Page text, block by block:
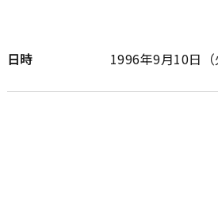
日時 1996年9月10日（